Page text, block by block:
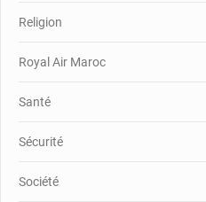
Religion
Royal Air Maroc
Santé
Sécurité
Société